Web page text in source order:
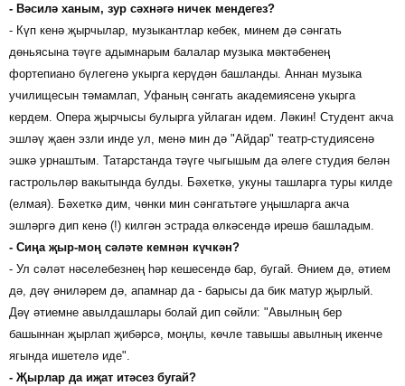
- Вәсилә ханым, зур сәхнәгә ничек мендегез?
- Күп кенә җырчылар, музыкантлар кебек, минем дә сәнгать
дөньясына тәүге адымнарым балалар музыка мәктәбенең
фортепиано бүлегенә укырга керүдән башланды. Аннан музыка
училищесын тәмамлап, Уфаның сәнгать академиясенә укырга
кердем. Опера җырчысы булырга уйлаган идем. Ләкин! Студент акча
эшләү җаен эзли инде ул, менә мин дә "Айдар" театр-студиясенә
эшкә урнаштым. Татарстанда тәүге чыгышым да әлеге студия белән
гастрольләр вакытында булды. Бәхеткә, укуны ташларга туры килде
(елмая). Бәхеткә дим, чөнки мин сәнгатьтәге уңышларга акча
эшләргә дип кенә (!) килгән эстрада өлкәсендә ирешә башладым.
- Сиңа җыр-моң сәләте кемнән күчкән?
- Ул сәләт нәселебезнең hәр кешесендә бар, бугай. Әнием дә, әтием
дә, дәү әниләрем дә, апамнар да - барысы да бик матур җырлый.
Дәү әтиемне авылдашлары болай дип сөйли: "Авылның бер
башыннан җырлап җибәрсә, моңлы, көчле тавышы авылның икенче
ягында ишетелә иде".
- Җырлар да иҗат итәсез бугай?